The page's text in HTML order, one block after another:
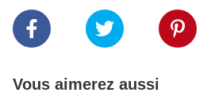
Vous aimerez aussi